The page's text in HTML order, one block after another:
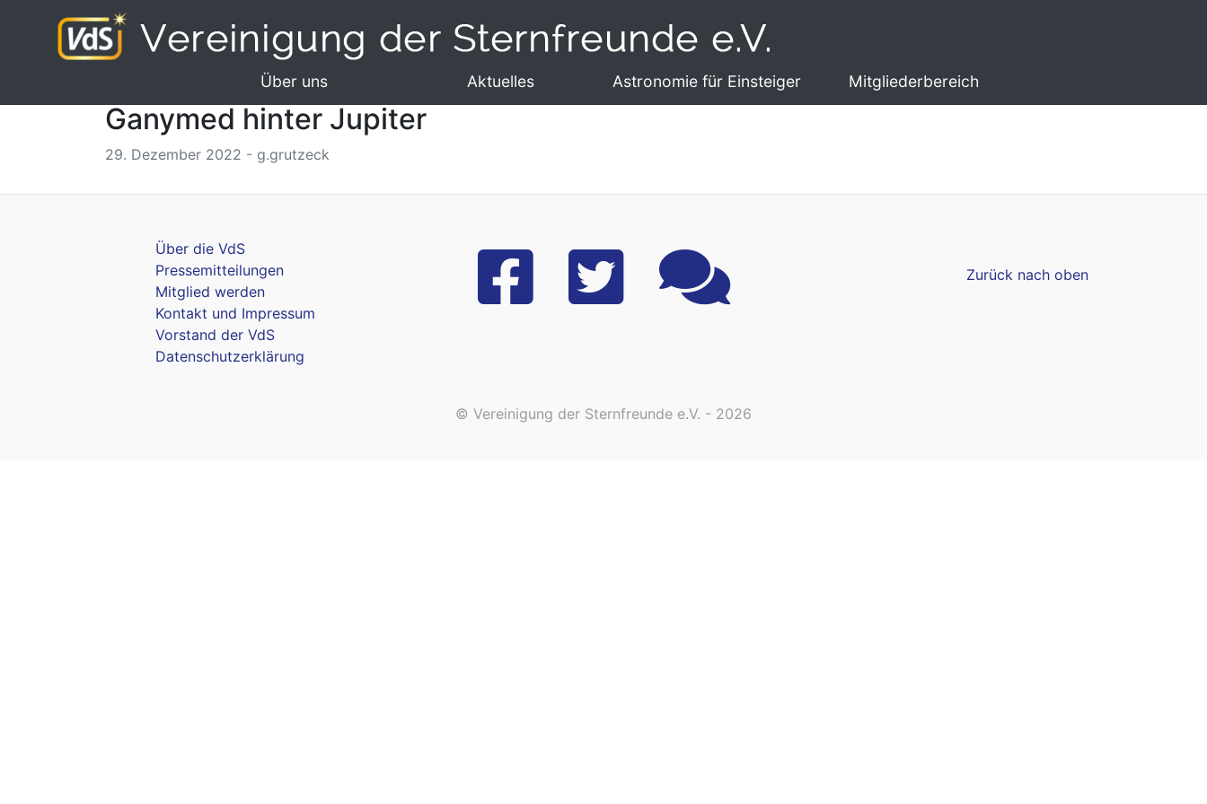
Über uns Aktuelles Astronomie für Einsteiger Mitgliederbereich
Ganymed hinter Jupiter
29. Dezember 2022 - g.grutzeck
Über die VdS
Pressemitteilungen
Mitglied werden
Kontakt und Impressum
Vorstand der VdS
Datenschutzerklärung
Zurück nach oben
© Vereinigung der Sternfreunde e.V. - 2026